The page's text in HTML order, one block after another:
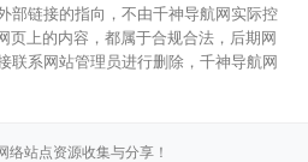
部链接的指向，不由千神导航网实际控
页上的内容，都属于合规合法，后期网
联系网站管理员进行删除，千神导航网
络站点资源收集与分享！